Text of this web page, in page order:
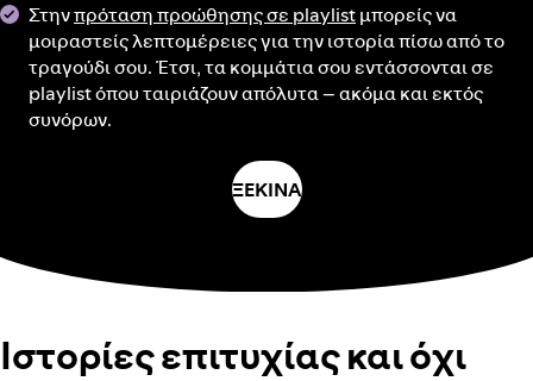
Στηνπρόταση προώθησης σε playlistμπορείς να
μοιραστείς λεπτομέρειες για την ιστορία πίσω από το
τραγούδι σου. Έτσι, τα κομμάτια σου εντάσσονται σε
playlist όπου ταιριάζουν απόλυτα – ακόμα και εκτός
συνόρων.
ΞΕΚΙΝΑ
Ιστορίες επιτυχίας και όχι